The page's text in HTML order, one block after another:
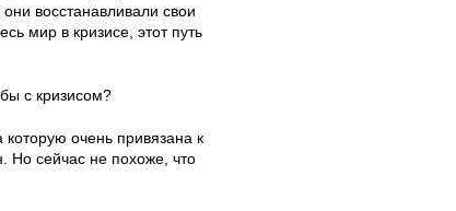
восстанавливали свои
мир в кризисе, этот путь
с кризисом?
очень привязана к
Но сейчас не похоже, что